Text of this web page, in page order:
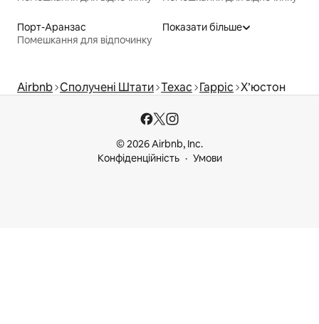
Порт-Аранзас
Помешкання для відпочинку
Показати більше
Airbnb Сполучені Штати Техас Гарріс Х’юстон
© 2026 Airbnb, Inc.
Конфіденційність
Умови